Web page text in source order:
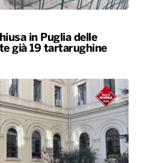
circa 400 milioni di